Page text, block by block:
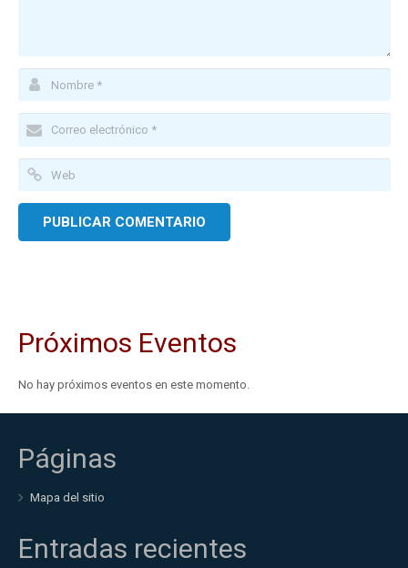
Próximos Eventos
No hay próximos eventos en este momento.
Páginas
Mapa del sitio
Entradas recientes